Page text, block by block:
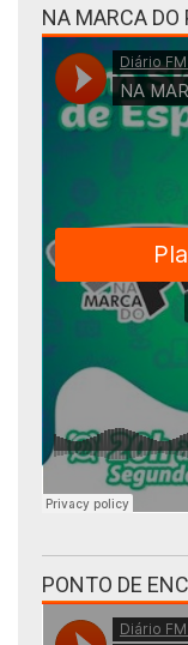
NA MARCA
PONTO DE